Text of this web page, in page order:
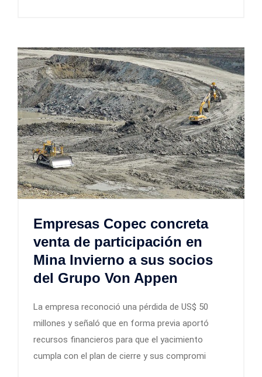
Empresas Copec concreta
venta de participación en
Mina Invierno a sus socios
del Grupo Von Appen
La empresa reconoció una pérdida de US$ 50
millones y señaló que en forma previa aportó
recursos financieros para que el yacimiento
cumpla con el plan de cierre y sus compromi